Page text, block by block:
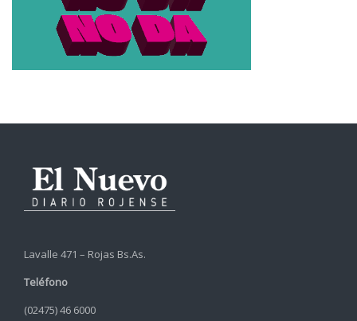
Lavalle 471 – Rojas Bs.As.
Teléfono
(02475) 46 6000